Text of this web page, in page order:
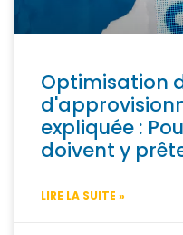
Optimisation
expliquée :
doivent y
LIRE LA SUITE »